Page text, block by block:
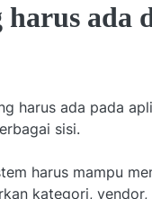
ada
harus ada pada
sisi.
harus mampu
kategori,